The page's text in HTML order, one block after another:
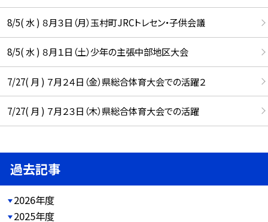
8/5( 水 ) ８月３日（月）玉村町JRCトレセン・子供会議
8/5( 水 ) ８月１日（土）少年の主張中部地区大会
7/27( 月 ) ７月２４日（金）県総合体育大会での活躍２
7/27( 月 ) ７月２３日（木）県総合体育大会での活躍
過去記事
2026年度
2025年度